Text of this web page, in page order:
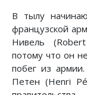
В тылу
французской
Нивель
потому что он
побег из
Петен (Henri